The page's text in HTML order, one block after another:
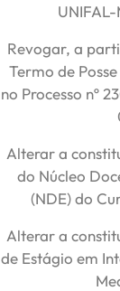
Revogar, a
Termo de
no Processo nº
Alterar a
do Núcleo
(NDE) do
Alterar a
de Estágio em